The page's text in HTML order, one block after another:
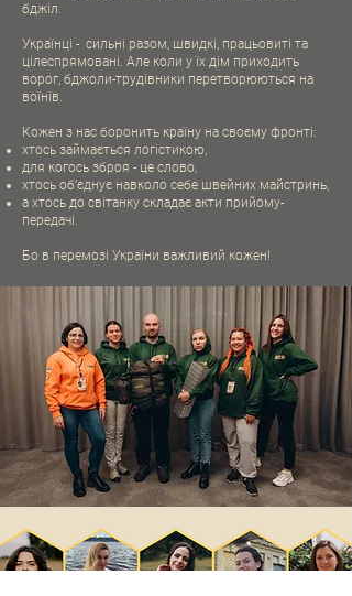
бджіл.
Українці - сильні разом, швидкі, працьовиті та
цілеспрямовані. Але коли у їх дім приходить
ворог, бджоли-трудівники перетворюються на
воїнів.
Кожен з нас боронить країну на своєму фронті:
хтось займається логістикою,
для когось зброя - це слово,
хтось обʼєднує навколо себе швейних майстринь,
а хтось до світанку складає акти прийому-
передачі.
Бо в перемозі України важливий кожен!